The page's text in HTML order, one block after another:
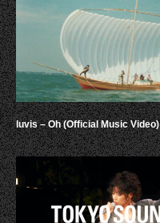
luvis – Oh (Official Music Video)